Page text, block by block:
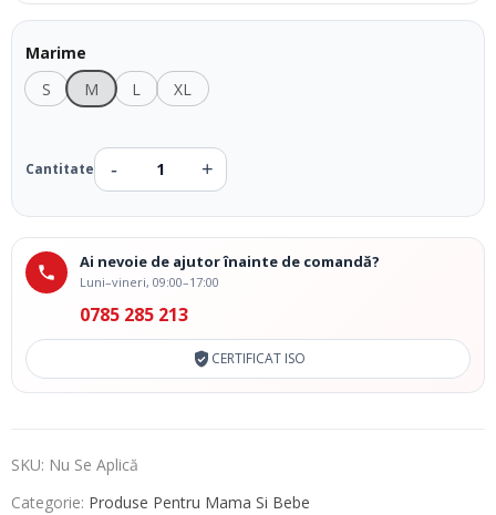
Marime
S
M L XL
Ai nevoie de ajutor înainte de comandă?
Luni–vineri, 09:00–17:00
0785 285 213
CERTIFICAT ISO
SKU: Nu Se Aplică
Categorie: Produse Pentru Mama Si Bebe